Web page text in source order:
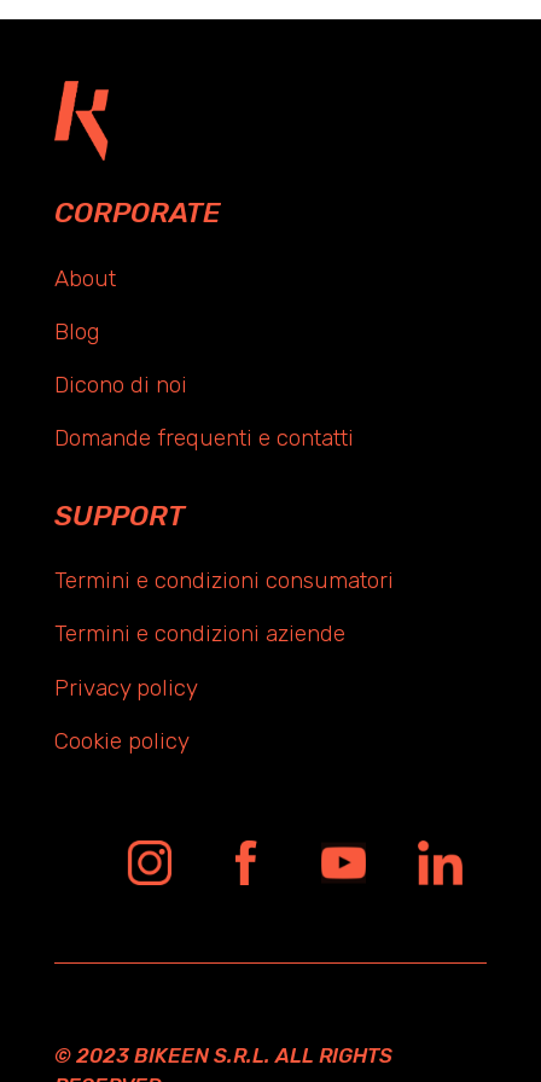
CORPORATE
About
Blog
Dicono di noi
Domande frequenti e contatti
SUPPORT
Termini e condizioni consumatori
Termini e condizioni aziende
Privacy policy
Cookie policy
© 2023 BIKEEN S.R.L. ALL RIGHTS